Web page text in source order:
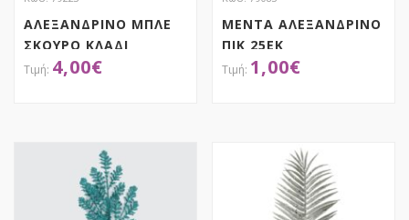
ΑΛΕΞΑΝΔΡΙΝΟ ΜΠΛΕ
ΣΚΟΥΡΟ ΚΛΑΔΙ
39Χ60ΕΚ
4,00€
ΜΕΝΤΑ ΑΛΕΞΑΝΔΡΙΝΟ
ΠΙΚ 25ΕΚ
1,00€